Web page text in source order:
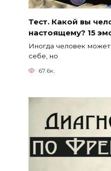
Тест. Какой вы
настоящему? 15
Иногда человек
себе, но
67.6к.